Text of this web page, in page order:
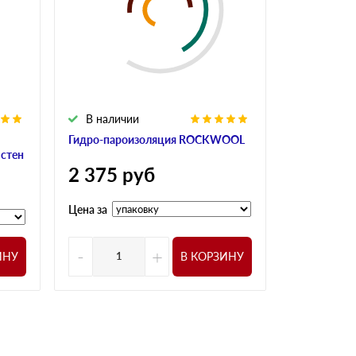
Гидро-пароизоляция ROCKWOOL
В наличии
2 375 руб
Цена за
- + В КОРЗИНУ